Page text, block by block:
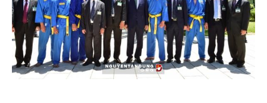
Australie et Océanie
Actus
Evénements